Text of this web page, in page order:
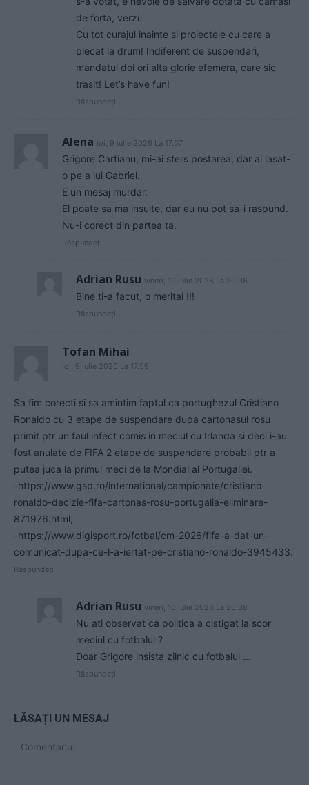
de forta, verzi.
Cu tot curajul inainte si proiectele cu care a
plecat la drum! Indiferent de suspendari,
mandatul doi ori alta glorie efemera, care sic
trasit! Let’s have fun!
Răspundeți
Alena joi, 9 iulie 2026 La 17.07
Grigore Cartianu, mi-ai sters postarea, dar ai lasat-
o pe a lui Gabriel.
E un mesaj murdar.
El poate sa ma insulte, dar eu nu pot sa-i raspund.
Nu-i corect din partea ta.
Răspundeți
Adrian Rusu vineri, 10 iulie 2026 La 20.36
Bine ti-a facut, o meritai !!!
Răspundeți
Tofan Mihai
joi, 9 iulie 2026 La 17.59
Sa fim corecti si sa amintim faptul ca portughezul Cristiano
Ronaldo cu 3 etape de suspendare dupa cartonasul rosu
primit ptr un faul infect comis in meciul cu Irlanda si deci i-au
fost anulate de FIFA 2 etape de suspendare probabil ptr a
putea juca la primul meci de la Mondial al Portugaliei.
-https://www.gsp.ro/international/campionate/cristiano-
ronaldo-decizie-fifa-cartonas-rosu-portugalia-eliminare-
871976.html;
-https://www.digisport.ro/fotbal/cm-2026/fifa-a-dat-un-
comunicat-dupa-ce-l-a-iertat-pe-cristiano-ronaldo-3945433.
Răspundeți
Adrian Rusu vineri, 10 iulie 2026 La 20.38
Nu ati observat ca politica a cistigat la scor
meciul cu fotbalul ?
Doar Grigore insista zilnic cu fotbalul …
Răspundeți
LĂSAȚI UN MESAJ